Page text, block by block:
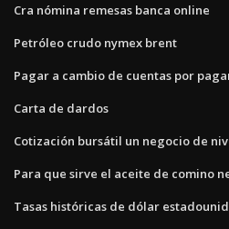
Cra nómina remesas banca online
Petróleo crudo nymex brent
Pagar a cambio de cuentas por
Carta de dardos
Cotización bursátil un negocio de
Para que sirve el aceite de comino
Tasas históricas de dólar